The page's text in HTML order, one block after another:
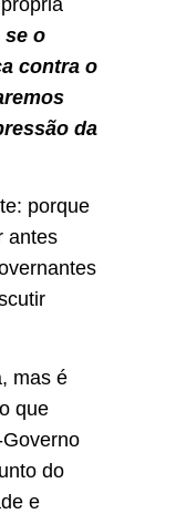
se o
contra o
da
porque
antes
mas é
que
do
e